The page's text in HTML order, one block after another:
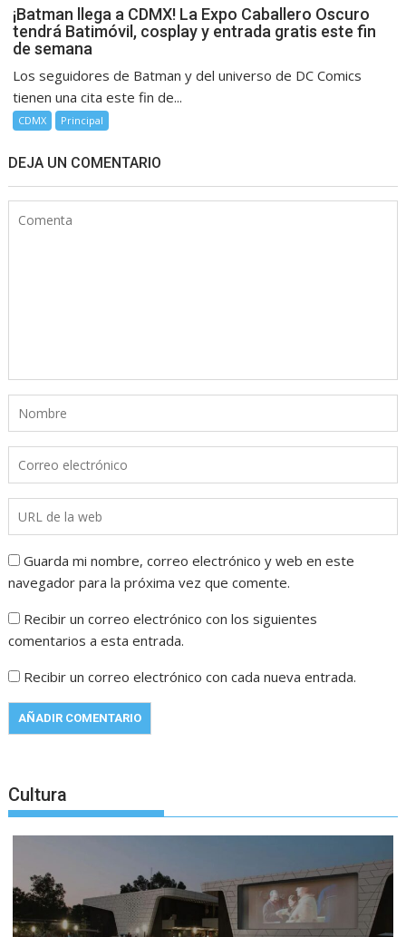
¡Batman llega a CDMX! La Expo Caballero Oscuro
tendrá Batimóvil, cosplay y entrada gratis este fin
de semana
Los seguidores de Batman y del universo de DC Comics
tienen una cita este fin de...
CDMX Principal
DEJA UN COMENTARIO
Guarda mi nombre, correo electrónico y web en este
navegador para la próxima vez que comente.
Recibir un correo electrónico con los siguientes
comentarios a esta entrada.
Recibir un correo electrónico con cada nueva entrada.
Cultura